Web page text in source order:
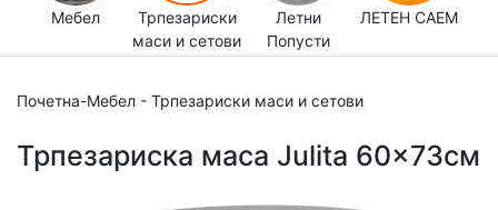
Мебел
Трпезариски
маси и сетови
Летни
Попусти
ЛЕТЕН САЕМ
Почетна-Мебел - Трпезариски маси и сетови
Трпезариска маса Julita 60x73см